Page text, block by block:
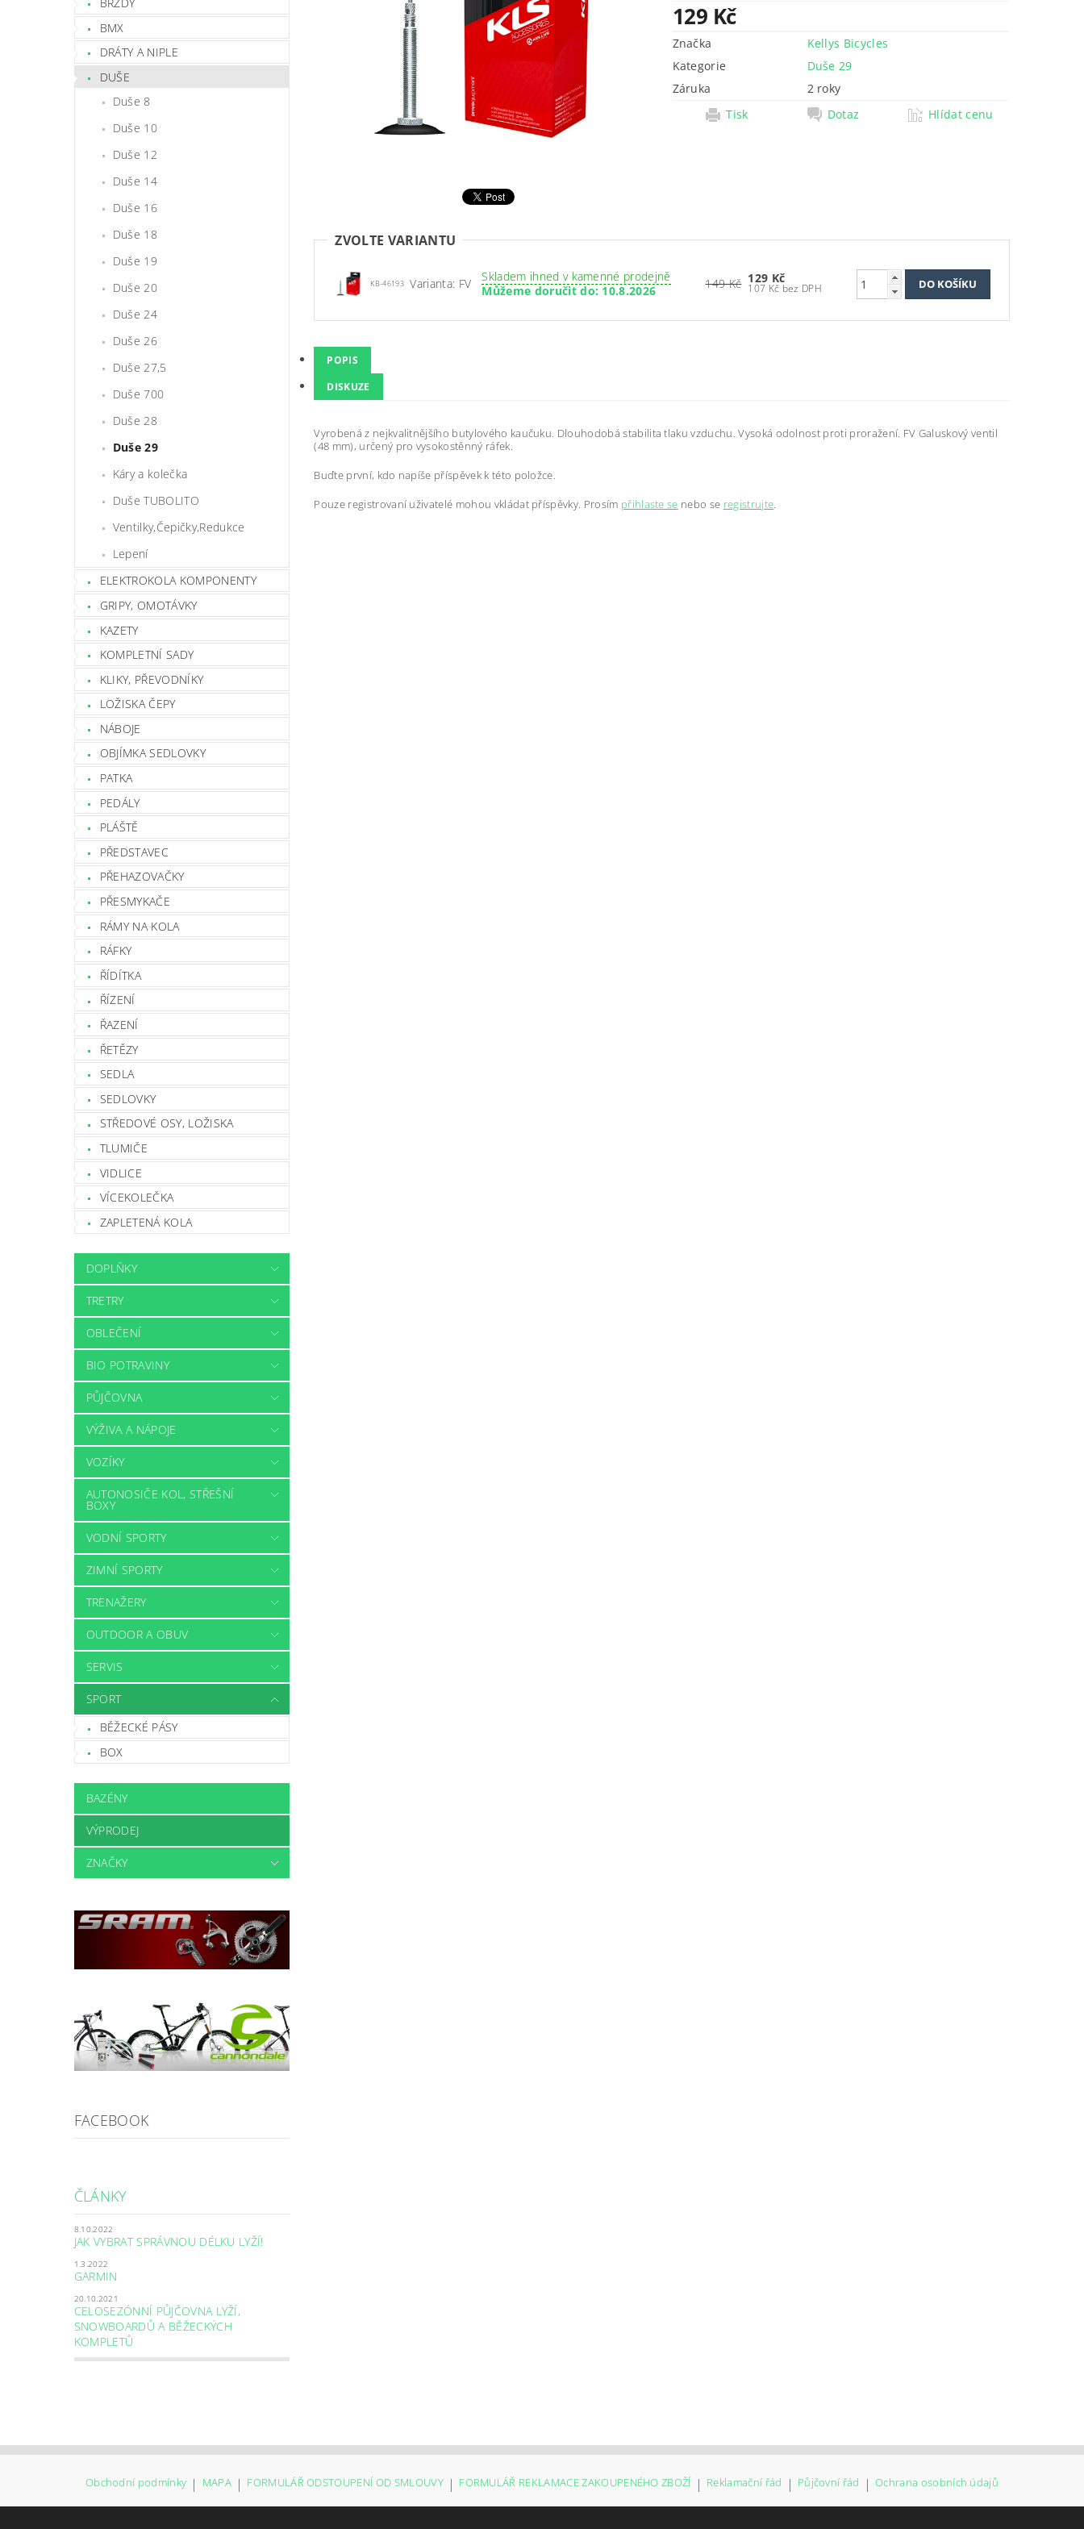
BMX
DRÁTY A NIPLE
DUŠE
Duše 8
Duše 10
Duše 12
Duše 14
Duše 16
Duše 18
Duše 19
Duše 20
Duše 24
Duše 26
Duše 27,5
Duše 700
Duše 28
Duše 29
Káry a kolečka
Duše TUBOLITO
Ventilky,Čepičky,Redukce
Lepení
ELEKTROKOLA KOMPONENTY
GRIPY, OMOTÁVKY
KAZETY
KOMPLETNÍ SADY
KLIKY, PŘEVODNÍKY
LOŽISKA ČEPY
NÁBOJE
OBJÍMKA SEDLOVKY
PATKA
PEDÁLY
PLÁŠTĚ
PŘEDSTAVEC
PŘEHAZOVAČKY
PŘESMYKAČE
RÁMY NA KOLA
RÁFKY
ŘÍDÍTKA
ŘÍZENÍ
ŘAZENÍ
ŘETĚZY
SEDLA
SEDLOVKY
STŘEDOVÉ OSY, LOŽISKA
TLUMIČE
VIDLICE
VÍCEKOLEČKA
ZAPLETENÁ KOLA
DOPLŇKY
TRETRY
OBLEČENÍ
BIO POTRAVINY
PŮJČOVNA
VÝŽIVA A NÁPOJE
VOZÍKY
AUTONOSIČE KOL, STŘEŠNÍ
BOXY
VODNÍ SPORTY
ZIMNÍ SPORTY
TRENAŽERY
OUTDOOR A OBUV
SERVIS
SPORT
BĚŽECKÉ PÁSY
BOX
BAZÉNY
VÝPRODEJ
ZNAČKY
FACEBOOK
ČLÁNKY
8.10.2022
JAK VYBRAT SPRÁVNOU DÉLKU LYŽÍ!
1.3.2022
GARMIN
20.10.2021
CELOSEZÓNNÍ PŮJČOVNA LYŽÍ,
SNOWBOARDŮ A BĚŽECKÝCH
KOMPLETŮ
129 Kč
Značka
Kellys Bicycles
Kategorie
Duše 29
Záruka
2 roky
Tisk
Dotaz Hlídat cenu
ZVOLTE VARIANTU
KB-46193 Varianta: FV
Skladem ihned v kamenné prodejně
Můžeme doručit do: 10.8.2026
149 Kč 129 Kč
107 Kč bez DPH
POPIS
DISKUZE
Vyrobená z nejkvalitnějšího butylového kaučuku. Dlouhodobá stabilita tlaku vzduchu. Vysoká odolnost proti proražení. FV Galuskový ventil
(48 mm), určený pro vysokostěnný ráfek.
Buďte první, kdo napíše příspěvek k této položce.
Pouze registrovaní uživatelé mohou vkládat příspěvky. Prosím přihlaste se nebo se registrujte
Obchodní podmínky | MAPA | FORMULÁŘ ODSTOUPENÍ OD SMLOUVY | FORMULÁŘ REKLAMACE ZAKOUPENÉHO ZBOŽÍ | Reklamační řád | Půjčovní řád | Ochrana osobních údajů